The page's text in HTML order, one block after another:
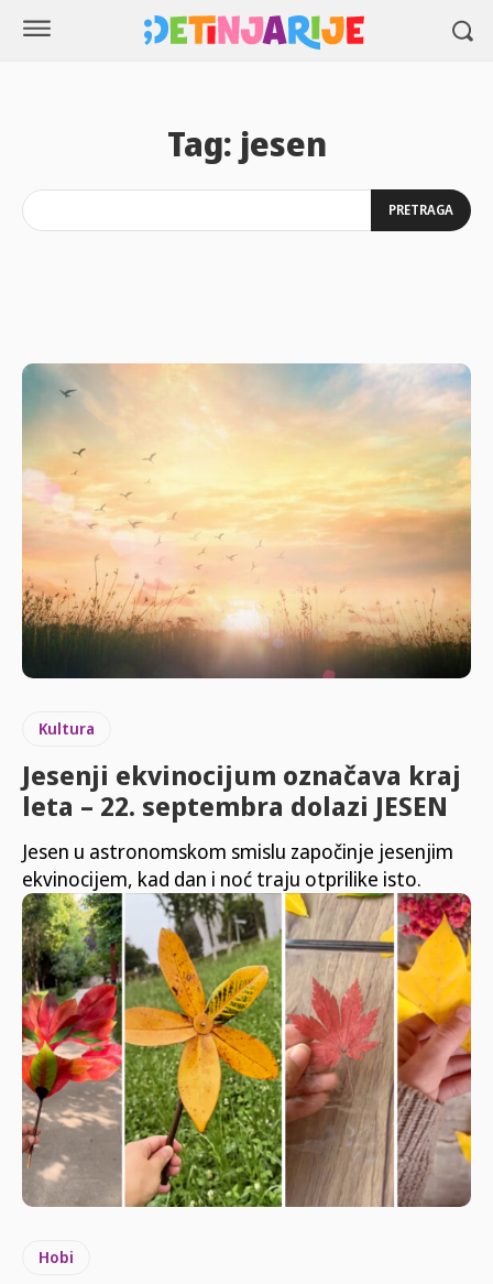
Tag: jesen
PRETRAGA
Kultura
Jesenji ekvinocijum označava kraj
leta – 22. septembra dolazi JESEN
Jesen u astronomskom smislu započinje jesenjim
ekvinocijem, kad dan i noć traju otprilike isto.
Hobi